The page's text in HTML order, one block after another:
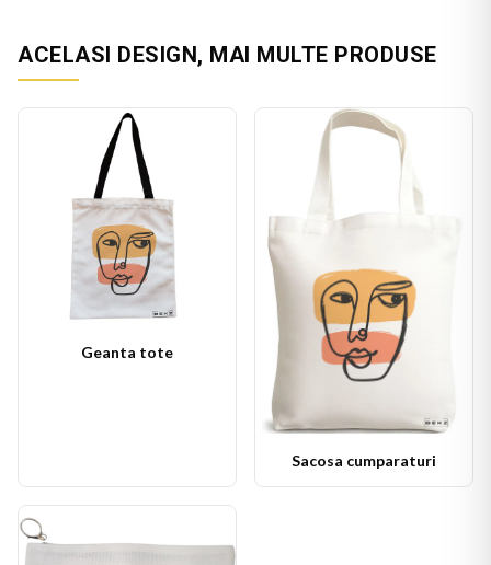
ACELASI DESIGN, MAI MULTE PRODUSE
Geanta tote
Sacosa cumparaturi